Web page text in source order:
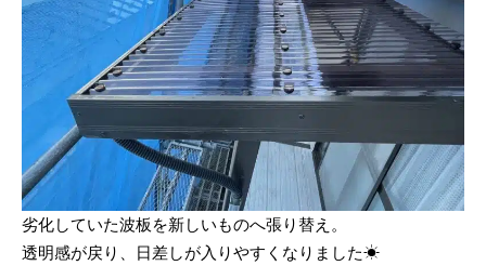
劣化していた波板を新しいものへ張り替え。
透明感が戻り、日差しが入りやすくなりました☀